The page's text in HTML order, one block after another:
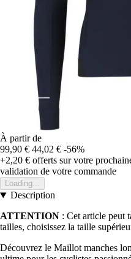
À partir de
99,90 € 44,02 € -56%
+2,20 € offerts sur votre
validation de votre commande
Loading...
Description
ATTENTION : Cet article peut
tailles, choisissez la taille
Découvrez le Maillot manches